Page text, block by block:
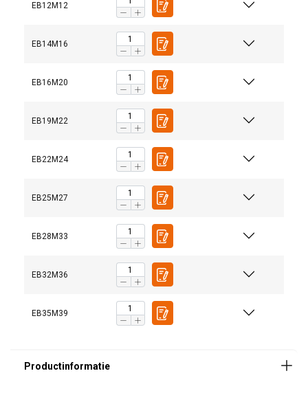
EB12M12
EB14M16
EB16M20
EB19M22
EB22M24
EB25M27
EB28M33
EB32M36
EB35M39
Het speciale ontwerp van de bout zorgt ervoor dat de
moer correct wordt gepositioneerd, waardoor er
voldoende ruimte is voor de splitpen
Elke beugel is getest op proefbelasting tot 2 x WLL en
gecertificeerd in de productiefaciliteit in het
noordoosten van Engeland
met de Machinerichtlijn 2006/42/EG
Keuringscertificaat BS EN 10204 3.1 op aanvraag
Vervaardigd met behulp van de nieuwste technologie